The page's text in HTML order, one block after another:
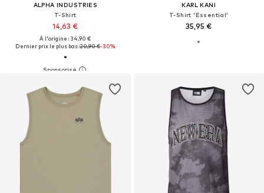
ALPHA INDUSTRIES
T-Shirt
14,63 €
À l'origine : 34,90 €
Dernier prix le plus bas :20,90 €-30%
KARL KANI
T-Shirt 'Essential'
35,95 €